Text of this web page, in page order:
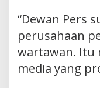
“Dewan Pers
perusahaan
wartawan. Itu
media yang